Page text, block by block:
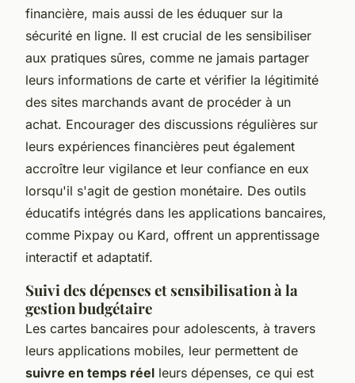
financière, mais aussi de les éduquer sur la
sécurité en ligne. Il est crucial de les sensibiliser
aux pratiques sûres, comme ne jamais partager
leurs informations de carte et vérifier la légitimité
des sites marchands avant de procéder à un
achat. Encourager des discussions régulières sur
leurs expériences financières peut également
accroître leur vigilance et leur confiance en eux
lorsqu'il s'agit de gestion monétaire. Des outils
éducatifs intégrés dans les applications bancaires,
comme Pixpay ou Kard, offrent un apprentissage
interactif et adaptatif.
Suivi des dépenses et sensibilisation à la
gestion budgétaire
Les cartes bancaires pour adolescents, à travers
leurs applications mobiles, leur permettent de
suivre en temps réel leurs dépenses, ce qui est